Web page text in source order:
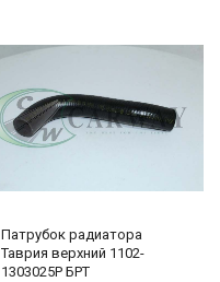
Патрубок радиатора
Таврия верхний 1102-
1303025Р БРТ